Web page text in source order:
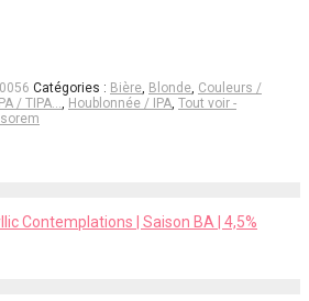
Catégories : Bière, Blonde, Couleurs /
/ TIPA…, Houblonnée / IPA, Tout voir -
Contemplations | Saison BA | 4,5%